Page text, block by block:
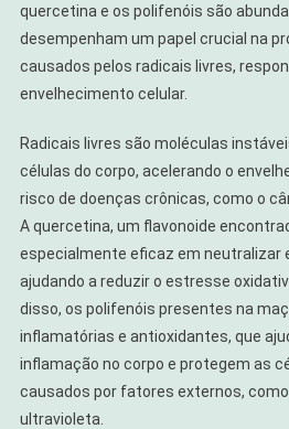
quercetina e os polifenóis são
desempenham um papel crucial na
causados pelos radicais livres,
envelhecimento celular.
Radicais livres são moléculas
células do corpo, acelerando o
risco de doenças crônicas, como o
A quercetina, um flavonoide
especialmente eficaz em neutralizar
ajudando a reduzir o estresse
disso, os polifenóis presentes na
inflamatórias e antioxidantes, que
inflamação no corpo e protegem as
causados por fatores externos,
ultravioleta.